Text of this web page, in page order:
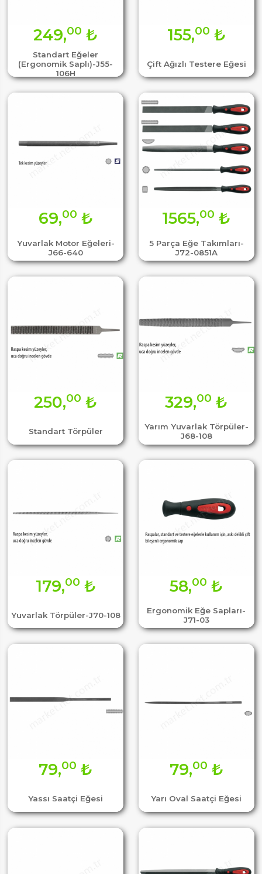
Standart Eğeler
(Ergonomik Saplı)-J55-
106H
249,00 ₺
Çift Ağızlı Testere Eğesi
155,00 ₺
Yuvarlak Motor Eğeleri-
J66-640
69,00 ₺
5 Parça Eğe Takımları-
J72-0851A
1565,00 ₺
Standart Törpüler
250,00 ₺
Yarım Yuvarlak Törpüler-
J68-108
329,00 ₺
Yuvarlak Törpüler-J70-108
179,00 ₺
Ergonomik Eğe Sapları-
J71-03
58,00 ₺
Yassı Saatçi Eğesi
79,00 ₺
Yarı Oval Saatçi Eğesi
79,00 ₺